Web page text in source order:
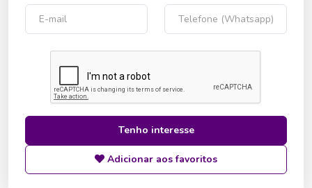
Tenho interesse
Adicionar aos favoritos